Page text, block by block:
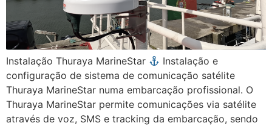
Instalação Thuraya MarineStar
Instalação e
configuração de sistema de comunicação satélite
Thuraya MarineStar numa embarcação profissional. O
Thuraya MarineStar permite comunicações via satélite
através de voz, SMS e tracking da embarcação, sendo